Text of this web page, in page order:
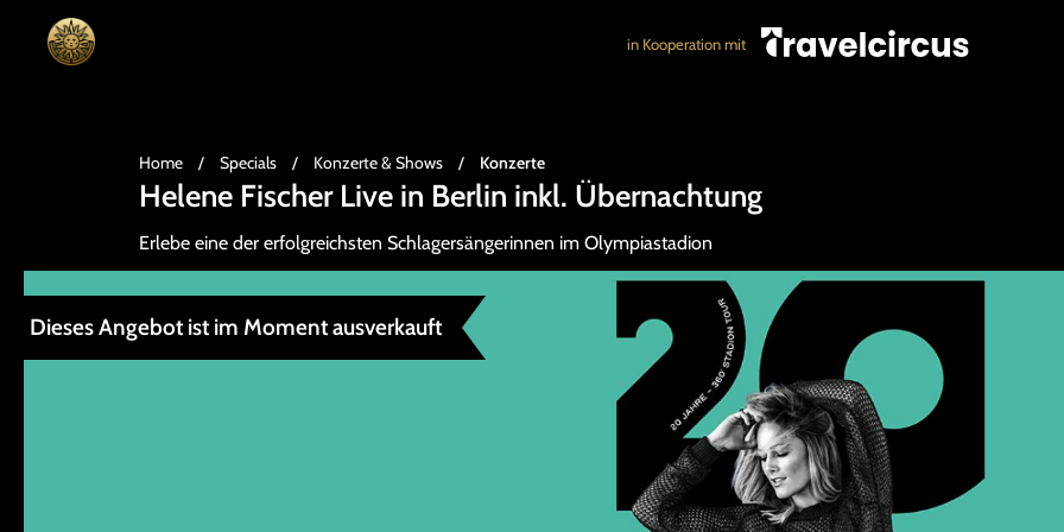
in Kooperation mit
Home / Specials / Konzerte & Shows / Konzerte
Helene Fischer Live in Berlin inkl. Übernachtung
Erlebe eine der erfolgreichsten Schlagersängerinnen im Olympiastadion
Dieses Angebot ist im Moment ausverkauft